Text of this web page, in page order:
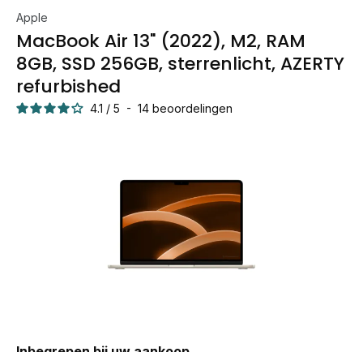
Apple
MacBook Air 13" (2022), M2, RAM
8GB, SSD 256GB, sterrenlicht, AZERTY
refurbished
4.1 / 5 - 14 beoordelingen